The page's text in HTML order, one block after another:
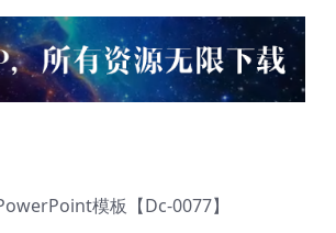
模板【Dc-0077】